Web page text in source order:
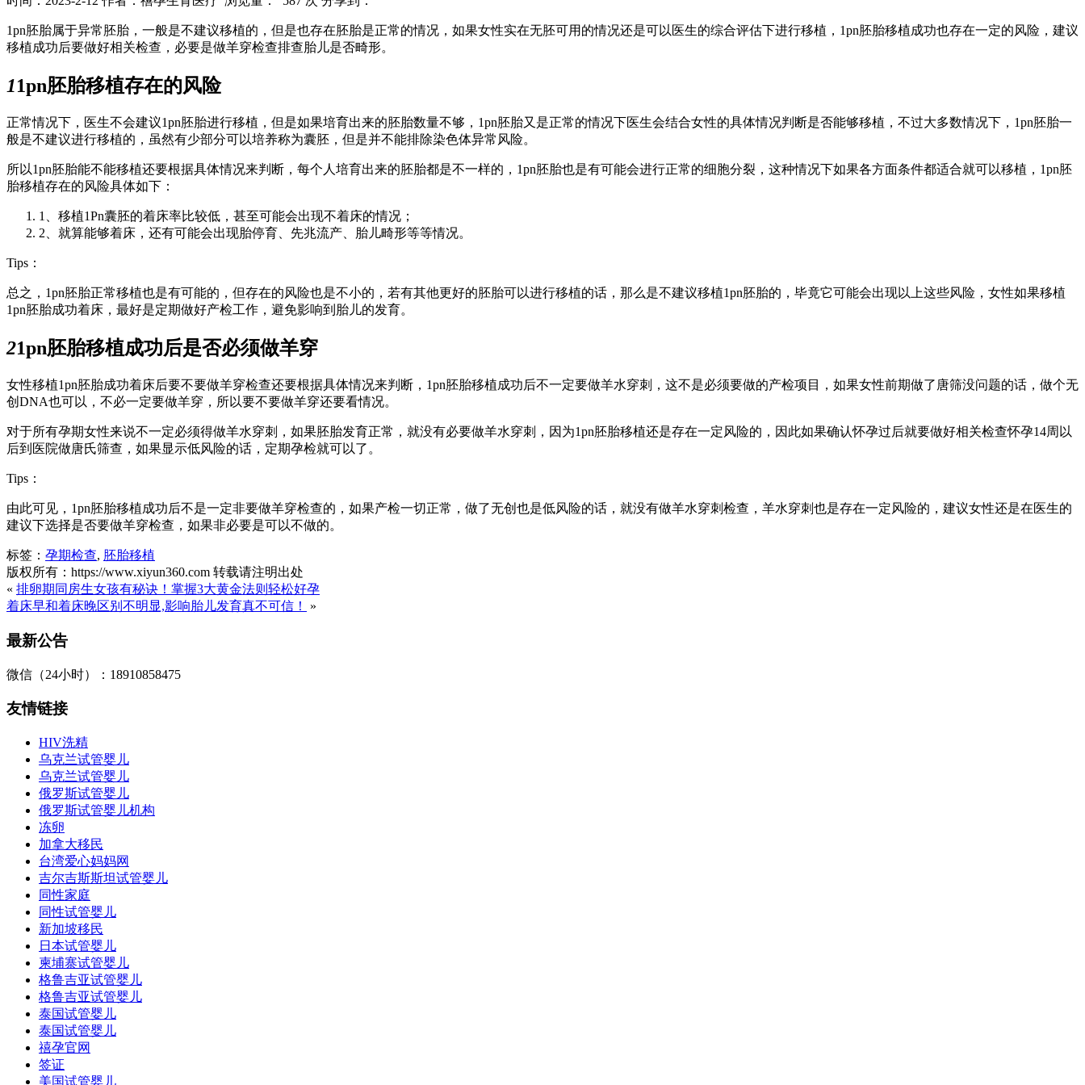
1pn胚胎属于异常胚胎，一般是不建议移植的，但是也存在胚胎是正常的情况，如果女性实在无胚可用的情况还是可以医生的综合评估下进行移植，1pn胚胎移植成功也存在一定的风险，建议
移植成功后要做好相关检查，必要是做羊穿检查排查胎儿是否畸形。
11pn胚胎移植存在的风险
正常情况下，医生不会建议1pn胚胎进行移植，但是如果培育出来的胚胎数量不够，1pn胚胎又是正常的情况下医生会结合女性的具体情况判断是否能够移植，不过大多数情况下，1pn胚胎一
般是不建议进行移植的，虽然有少部分可以培养称为囊胚，但是并不能排除染色体异常风险。
所以1pn胚胎能不能移植还要根据具体情况来判断，每个人培育出来的胚胎都是不一样的，1pn胚胎也是有可能会进行正常的细胞分裂，这种情况下如果各方面条件都适合就可以移植，1pn胚
胎移植存在的风险具体如下：
1、移植1Pn囊胚的着床率比较低，甚至可能会出现不着床的情况；
2、就算能够着床，还有可能会出现胎停育、先兆流产、胎儿畸形等等情况。
Tips：
总之，1pn胚胎正常移植也是有可能的，但存在的风险也是不小的，若有其他更好的胚胎可以进行移植的话，那么是不建议移植1pn胚胎的，毕竟它可能会出现以上这些风险，女性如果移植
1pn胚胎成功着床，最好是定期做好产检工作，避免影响到胎儿的发育。
21pn胚胎移植成功后是否必须做羊穿
女性移植1pn胚胎成功着床后要不要做羊穿检查还要根据具体情况来判断，1pn胚胎移植成功后不一定要做羊水穿刺，这不是必须要做的产检项目，如果女性前期做了唐筛没问题的话，做个无
创DNA也可以，不必一定要做羊穿，所以要不要做羊穿还要看情况。
对于所有孕期女性来说不一定必须得做羊水穿刺，如果胚胎发育正常，就没有必要做羊水穿刺，因为1pn胚胎移植还是存在一定风险的，因此如果确认怀孕过后就要做好相关检查怀孕14周以
后到医院做唐氏筛查，如果显示低风险的话，定期孕检就可以了。
Tips：
由此可见，1pn胚胎移植成功后不是一定非要做羊穿检查的，如果产检一切正常，做了无创也是低风险的话，就没有做羊水穿刺检查，羊水穿刺也是存在一定风险的，建议女性还是在医生的
建议下选择是否要做羊穿检查，如果非必要是可以不做的。
标签： 孕期检查, 胚胎移植
版权所有：https://www.xiyun360.com 转载请注明出处
« 排卵期同房生女孩有秘诀！掌握3大黄金法则轻松好孕
着床早和着床晚区别不明显,影响胎儿发育真不可信！
»
最新公告
微信（24小时）：18910858475
友情链接
HIV洗精
乌克兰试管婴儿
乌克兰试管婴儿
俄罗斯试管婴儿
俄罗斯试管婴儿机构
冻卵
加拿大移民
台湾爱心妈妈网
吉尔吉斯斯坦试管婴儿
同性家庭
同性试管婴儿
新加坡移民
日本试管婴儿
柬埔寨试管婴儿
格鲁吉亚试管婴儿
格鲁吉亚试管婴儿
泰国试管婴儿
泰国试管婴儿
禧孕官网
签证
美国试管婴儿